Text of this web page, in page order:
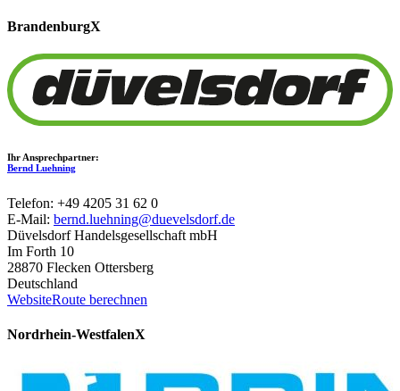
BrandenburgX
Ihr Ansprechpartner:
Bernd Luehning
Telefon: +49 4205 31 62 0
E-Mail: bernd.luehning@duevelsdorf.de
Düvelsdorf Handelsgesellschaft mbH
Im Forth 10
28870 Flecken Ottersberg
Deutschland
WebsiteRoute berechnen
Nordrhein-WestfalenX